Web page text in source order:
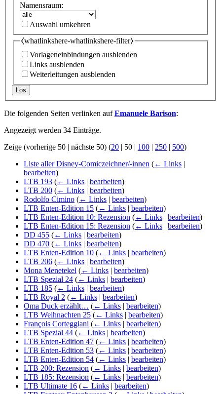
Namensraum:
Auswahl umkehren
⧼whatlinkshere-whatlinkshere-filter⧽
Vorlageneinbindungen ausblenden
Links ausblenden
Weiterleitungen ausblenden
Los
Die folgenden Seiten verlinken aufEmanuele Barison:
Angezeigt werden 34 Einträge.
Zeige (vorherige 50 | nächste 50) (20 | 50 | 100 | 250 | 500)
Liste aller Disney-Comiczeichner/-innen (← Links |
bearbeiten)
LTB 193 (← Links | bearbeiten)
LTB 200 (← Links | bearbeiten)
Rodolfo Cimino (← Links | bearbeiten)
LTB Enten-Edition 15 (← Links | bearbeiten)
LTB Enten-Edition 10: Rezension (← Links | bearbeiten)
LTB Enten-Edition 15: Rezension (← Links | bearbeiten)
DD 455 (← Links | bearbeiten)
DD 470 (← Links | bearbeiten)
LTB Enten-Edition 10 (← Links | bearbeiten)
LTB 206 (← Links | bearbeiten)
Mona Menetekel (← Links | bearbeiten)
LTB Spezial 24 (← Links | bearbeiten)
LTB 185 (← Links | bearbeiten)
LTB Royal 2 (← Links | bearbeiten)
Oma Duck erzählt… (← Links | bearbeiten)
LTB Weihnachten 25 (← Links | bearbeiten)
François Corteggiani (← Links | bearbeiten)
LTB Spezial 44 (← Links | bearbeiten)
LTB Enten-Edition 47 (← Links | bearbeiten)
LTB Enten-Edition 53 (← Links | bearbeiten)
LTB Enten-Edition 54 (← Links | bearbeiten)
LTB 200: Rezension (← Links | bearbeiten)
LTB 185: Rezension (← Links | bearbeiten)
LTB Ultimate 16 (← Links | bearbeiten)